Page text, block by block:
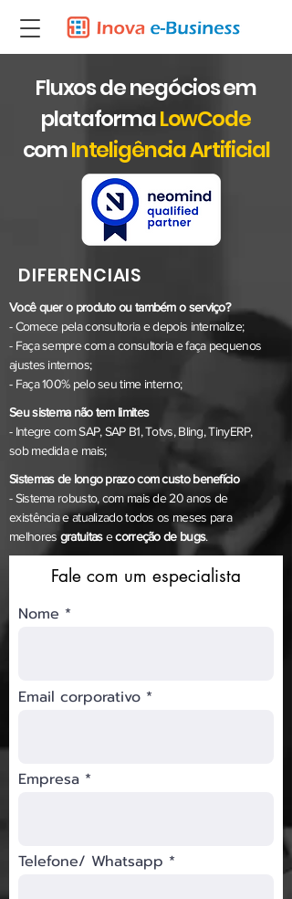
Fluxos de negóciosem
plataformaLowCode
comInteligênciaArtificial
DIFERENCIAIS
Você quer o produto ou também o serviço?
- Comece pela consultoria e depois internalize;
- Faça sempre com a consultoria e faça pequenos
ajustes internos;
- Faça 100% pelo seu time interno;
Seu sistema não tem limites
- Integre com SAP, SAP B1, Totvs, Bling, TinyERP,
sob medida e mais;
Sistemas de longo prazo com custo benefício
- Sistema robusto, com mais de 20 anos de
existência e atualizado todos os meses para
melhores gratuitasecorreção de bugs.
Fale com um especialista
Nome
Email corporativo
Empresa
Telefone/ Whatsapp